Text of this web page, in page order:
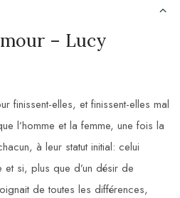
– Lucy
finissent-elles, et finissent-elles mal
l’homme et la femme, une fois la
à leur statut initial: celui
et si, plus que d’un désir de
de toutes les différences,